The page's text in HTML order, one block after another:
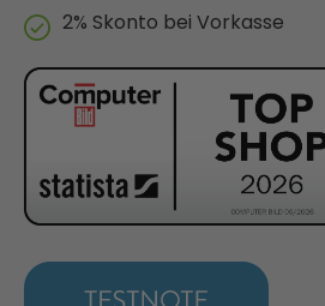
2% Skonto bei Vorkasse